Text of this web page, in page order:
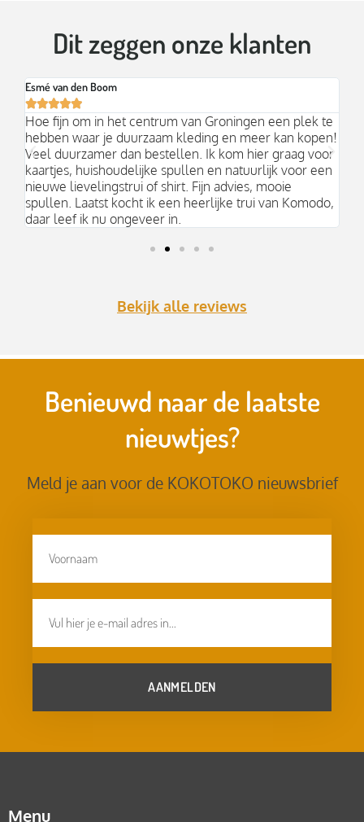
Dit zeggen onze klanten
Esmé van den Boom

Hoe fijn om in het centrum van Groningen een plek te
hebben waar je duurzaam kleding en meer kan kopen!
Veel duurzamer dan bestellen. Ik kom hier graag voor
kaartjes, huishoudelijke spullen en natuurlijk voor een
nieuwe lievelingstrui of shirt. Fijn advies, mooie
spullen. Laatst kocht ik een heerlijke trui van Komodo,
daar leef ik nu ongeveer in.
Bekijk alle reviews
Benieuwd naar de laatste
nieuwtjes?
Meld je aan voor de KOKOTOKO nieuwsbrief
AANMELDEN
Menu